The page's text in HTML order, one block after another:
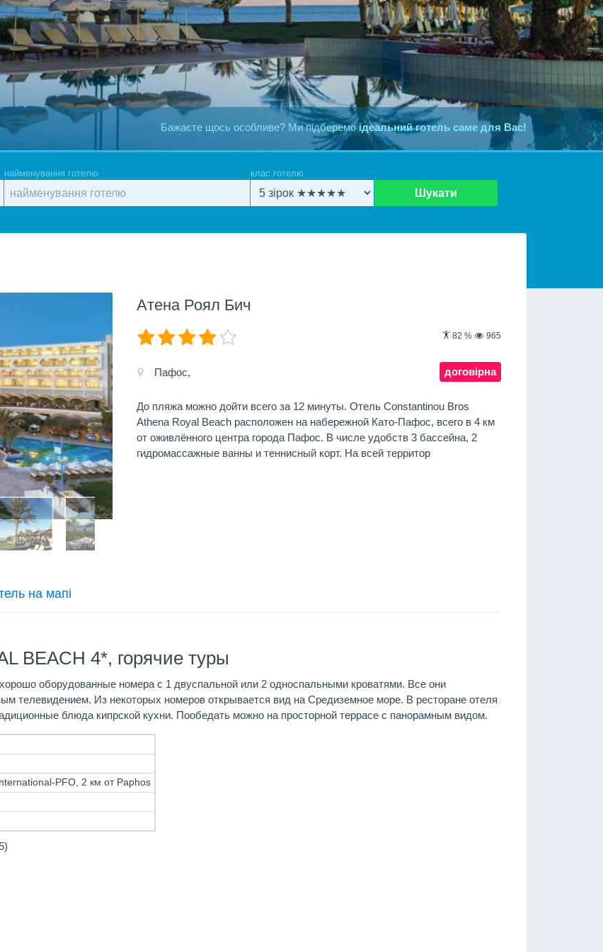
Бажаєте щось особливе? Ми підберемоідеальний готель саме для Вас!
найменування готелю клас готелю
Шукати
Атена Роял Бич
82 % 965
договірна
Пафос,
До пляжа можно дойти всего за 12 минуты. Отель Constantinou Bros
Athena Royal Beach расположен на набережной Като-Пафос, всего в 4 км
от оживлённого центра города Пафос. В числе удобств 3 бассейна, 2
гидромассажные ванны и теннисный корт. На всей территор
на мапi
BEACH 4*, горячие туры
оборудованные номера с 1 двуспальной или 2 односпальными кроватями. Все они
телевидением. Из некоторых номеров открывается вид на Средиземное море. В ресторане отеля
блюда кипрской кухни. Пообедать можно на просторной террасе с панорамным видом.
PFO, 2 км от Paphos